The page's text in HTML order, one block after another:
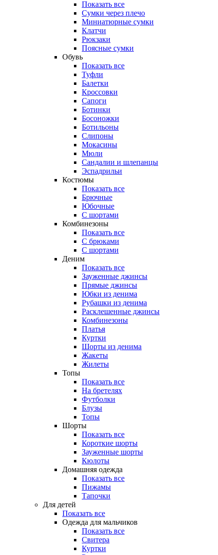
Показать все
Сумки через плечо
Миниатюрные cумки
Клатчи
Рюкзаки
Поясные сумки
Обувь
Показать все
Туфли
Балетки
Кроссовки
Сапоги
Ботинки
Босоножки
Ботильоны
Слипоны
Мокасины
Мюли
Сандалии и шлепанцы
Эспадрильи
Костюмы
Показать все
Брючные
Юбочные
С шортами
Комбинезоны
Показать все
С брюками
С шортами
Деним
Показать все
Зауженные джинсы
Прямые джинсы
Юбки из денима
Рубашки из денима
Расклешенные джинсы
Комбинезоны
Платья
Куртки
Шорты из денима
Жакеты
Жилеты
Топы
Показать все
На бретелях
Футболки
Блузы
Топы
Шорты
Показать все
Короткие шорты
Зауженные шорты
Кюлоты
Домашняя одежда
Показать все
Пижамы
Тапочки
Для детей
Показать все
Одежда для мальчиков
Показать все
Свитера
Куртки